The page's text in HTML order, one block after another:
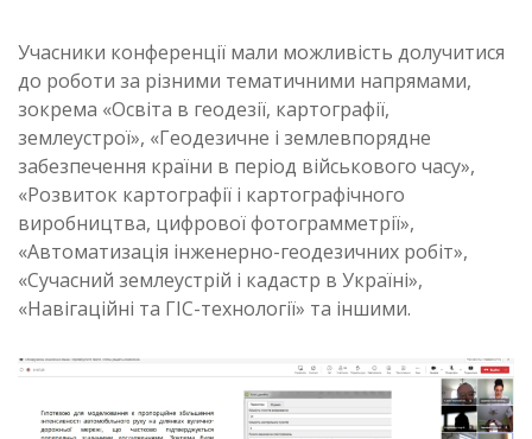
Учасники конференції мали можливість долучитися
до роботи за різними тематичними напрямами,
зокрема «Освіта в геодезії, картографії,
землеустрої», «Геодезичне і землевпорядне
забезпечення країни в період військового часу»,
«Розвиток картографії і картографічного
виробництва, цифрової фотограмметрії»,
«Автоматизація інженерно-геодезичних робіт»,
«Сучасний землеустрій і кадастр в Україні»,
«Навігаційні та ГІС-технології» та іншими.